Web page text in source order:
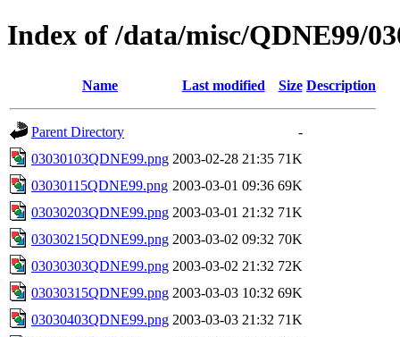
Index of /data/misc/QDNE99/
Name Last modified Size Description
Parent Directory
-
03030103QDNE99.png 2003-02-28 21:35 71K
03030115QDNE99.png 2003-03-01 09:36 69K
03030203QDNE99.png 2003-03-01 21:32 71K
03030215QDNE99.png 2003-03-02 09:32 70K
03030303QDNE99.png 2003-03-02 21:32 72K
03030315QDNE99.png 2003-03-03 10:32 69K
03030403QDNE99.png 2003-03-03 21:32 71K